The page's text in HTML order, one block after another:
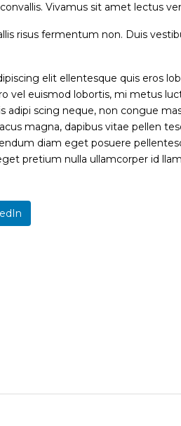
Vivamus sit amet lectus
risus fermentum non. Duis
elit ellentesque quis eros
vel euismod lobortis, mi metus
adipi scing neque, non congue
magna, dapibus vitae pellen
diam eget posuere
pretium nulla ullamcorper id